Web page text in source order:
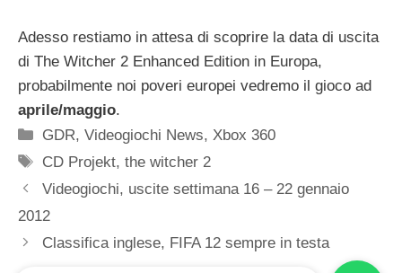
Adesso restiamo in attesa di scoprire la data di uscita
di The Witcher 2 Enhanced Edition in Europa,
probabilmente noi poveri europei vedremo il gioco ad
aprile/maggio.
Categorie
GDR,Videogiochi News, Xbox 360
Tag
CD Projekt,the witcher 2
Videogiochi, uscite settimana 16 – 22 gennaio
2012
Classifica inglese, FIFA 12 sempre in testa